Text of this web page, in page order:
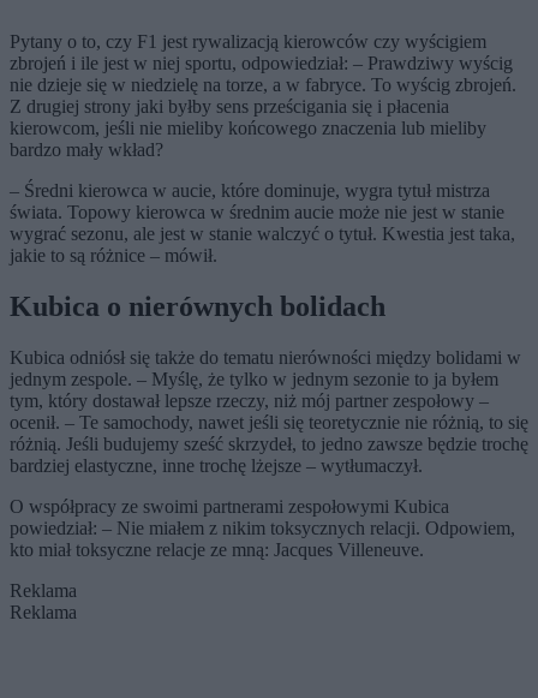
Pytany o to, czy F1 jest rywalizacją kierowców czy wyścigiem
zbrojeń i ile jest w niej sportu, odpowiedział: – Prawdziwy wyścig
nie dzieje się w niedzielę na torze, a w fabryce. To wyścig zbrojeń.
Z drugiej strony jaki byłby sens prześcigania się i płacenia
kierowcom, jeśli nie mieliby końcowego znaczenia lub mieliby
bardzo mały wkład?
– Średni kierowca w aucie, które dominuje, wygra tytuł mistrza
świata. Topowy kierowca w średnim aucie może nie jest w stanie
wygrać sezonu, ale jest w stanie walczyć o tytuł. Kwestia jest taka,
jakie to są różnice – mówił.
Kubica o nierównych bolidach
Kubica odniósł się także do tematu nierówności między bolidami w
jednym zespole. – Myślę, że tylko w jednym sezonie to ja byłem
tym, który dostawał lepsze rzeczy, niż mój partner zespołowy –
ocenił. – Te samochody, nawet jeśli się teoretycznie nie różnią, to się
różnią. Jeśli budujemy sześć skrzydeł, to jedno zawsze będzie trochę
bardziej elastyczne, inne trochę lżejsze – wytłumaczył.
O współpracy ze swoimi partnerami zespołowymi Kubica
powiedział: – Nie miałem z nikim toksycznych relacji. Odpowiem,
kto miał toksyczne relacje ze mną: Jacques Villeneuve.
Reklama
Reklama